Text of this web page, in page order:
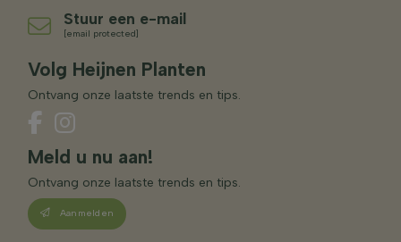
Stuur een e-mail
[email protected]
Volg Heijnen Planten
Ontvang onze laatste trends en tips.
Meld u nu aan!
Ontvang onze laatste trends en tips.
Aanmelden